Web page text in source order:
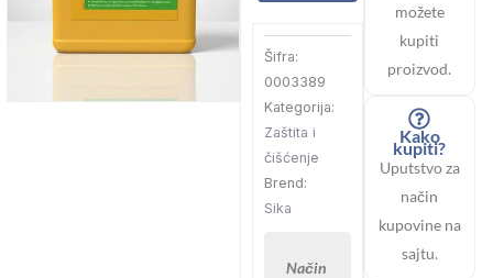
Šifra:
0003389
Kategorija:
Zaštita i
čišćenje
Brend:
Sika
Način
možete
kupiti
proizvod.
Kako
kupiti?
Uputstvo za
način
kupovine na
sajtu.